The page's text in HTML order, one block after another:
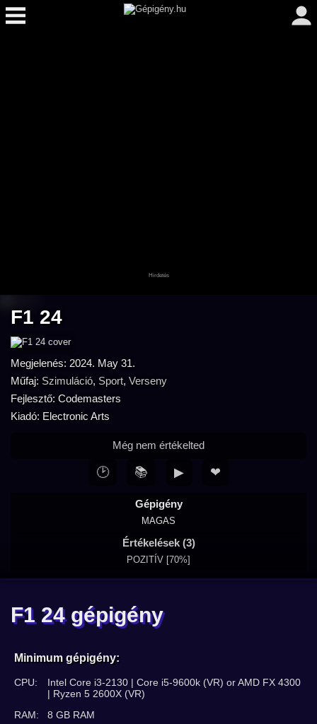
F1 24
Megjelenés: 2024. May 31.
Műfaj: Szimuláció, Sport, Verseny
Fejlesztő: Codemasters
Kiadó: Electronic Arts
Gépigény
MAGAS
Értékelések (3)
POZITÍV [70%]
Még nem értékelted
🕑 📚 ▶ ❤
F1 24 gépigény
Minimum gépigény:
CPU:
Intel Core i3-2130 | Core i5-9600k (VR) or AMD FX 4300
| Ryzen 5 2600X (VR)
RAM:
8 GB RAM